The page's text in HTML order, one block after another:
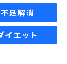
足解消
イエット